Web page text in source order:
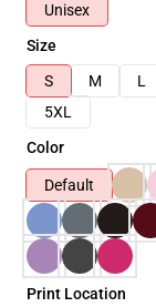
Unisex
Size
S
M L
5XL
Color
Default
Print Location